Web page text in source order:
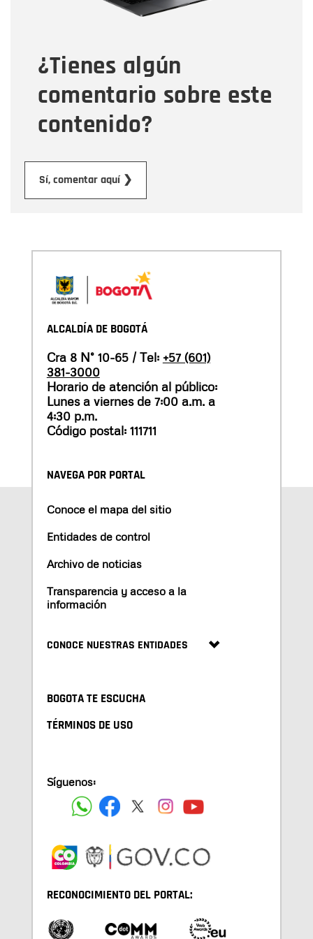
¿Tienes algún
comentario sobre este
contenido?
Sí, comentar aquí ❯
Tipo de comentario
Mensaje
ALCALDÍA DE BOGOTÁ
Cra 8 N° 10-65 / Tel: +57 (601)
381-3000
Horario de atención al público:
Lunes a viernes de 7:00 a.m. a
4:30 p.m.
Código postal: 111711
NAVEGA POR PORTAL
Conoce el mapa del sitio
Entidades de control
Archivo de noticias
Transparencia y acceso a la
información
CONOCE NUESTRAS ENTIDADES
BOGOTA TE ESCUCHA
TÉRMINOS DE USO
Síguenos:
RECONOCIMIENTO DEL PORTAL: